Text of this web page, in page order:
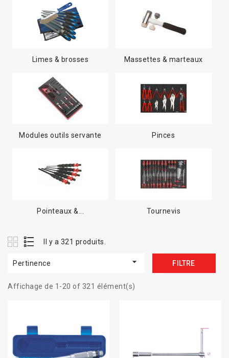
Limes & brosses Massettes & marteaux
Modules outils servante Pinces
Pointeaux &... Tournevis
Il y a 321 produits.
Pertinence  FILTRE
Affichage de 1-20 of 321 élément(s)